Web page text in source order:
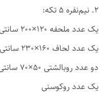
2. نیم‌نفره ۵ تکه:
یک عدد ملحفه ۱۲۰×۲۰۰ سانتی‌متر
یک عدد لحاف ۱۶۰×۲۳۰ سانتی‌متر
دو عدد روبالشتی ۵۰×۷۰ سانتی‌متر
یک عدد روکوسنی